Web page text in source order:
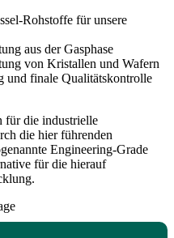
Rohstoffe für unsere
aus der Gasphase
von Kristallen und Wafern
und finale Qualitätskontrolle
für die industrielle
die hier führenden
Engineering-Grade
für die hierauf